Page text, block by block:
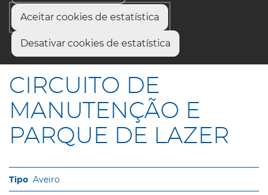
Aceitar cookies de estatística
Desativar cookies de estatística
Início
CIRCUITO DE MANUTENÇÃO E PARQUE DE LAZER
CIRCUITO DE
MANUTENÇÃO E
PARQUE DE LAZER
Aveiro